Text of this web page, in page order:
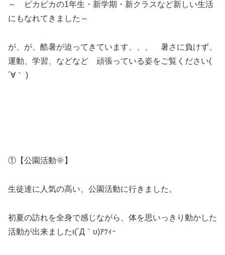
～ ピカピカの1年生・新学期・新クラスなど新しい生活
にもなれてきました～
が、が、酷暑が迫ってきています、、、 暑さに負けず、
運動、学習、などなど 頑張っている姿をご覧ください(
´∀｀ )
①【公園活動🌞】
生徒達に人気の高い、公園活動に行きました。
初夏の訪れを全身で感じながら、体を思いっきり動かした
活動が出来ましたι(´Д｀υ)ｱﾂｨｰ